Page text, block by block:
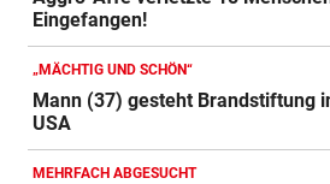
Österreich liegt bei E-Bussen
deutlich zurück
Eingefangen!
„MÄCHTIG UND SCHÖN“
Mann (37) gesteht Brandstiftung
USA
MEHRFACH ABGESUCHT